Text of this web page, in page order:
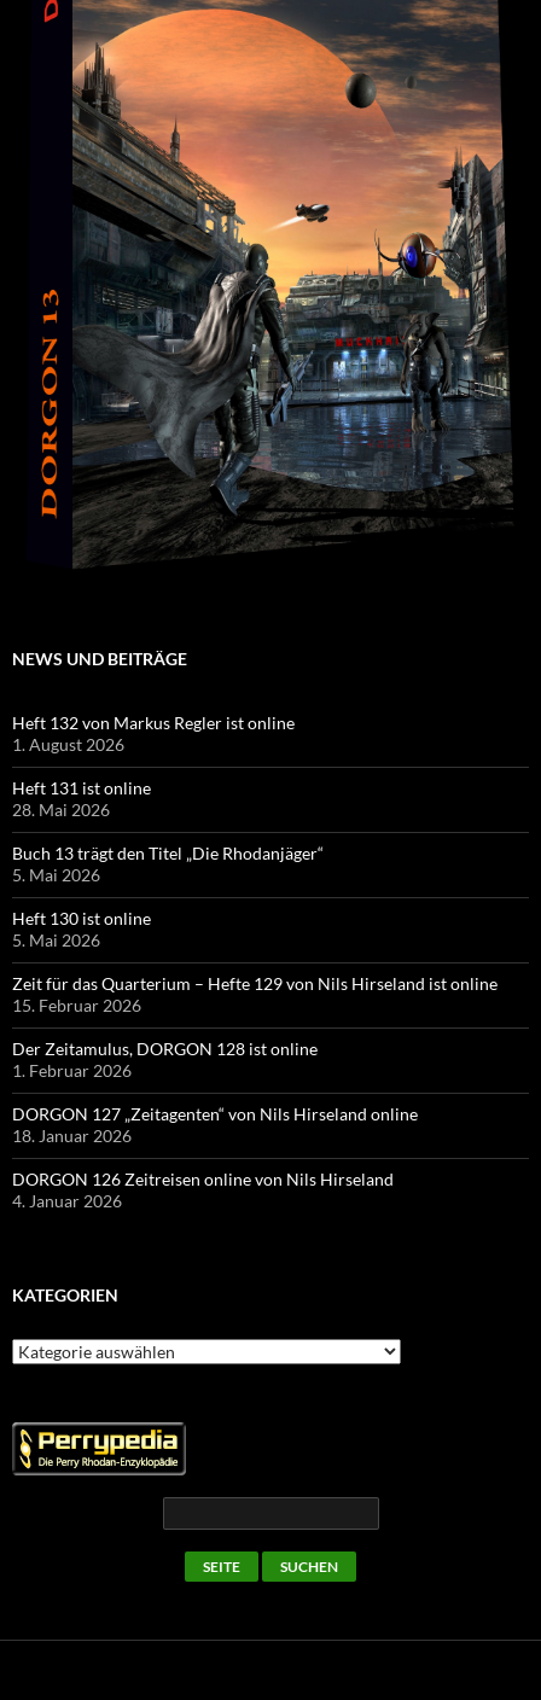
NEWS UND BEITRÄGE
Heft 132 von Markus Regler ist online
1. August 2026
Heft 131 ist online
28. Mai 2026
Buch 13 trägt den Titel „Die Rhodanjäger“
5. Mai 2026
Heft 130 ist online
5. Mai 2026
Zeit für das Quarterium – Hefte 129 von Nils Hirseland ist online
15. Februar 2026
Der Zeitamulus, DORGON 128 ist online
1. Februar 2026
DORGON 127 „Zeitagenten“ von Nils Hirseland online
18. Januar 2026
DORGON 126 Zeitreisen online von Nils Hirseland
4. Januar 2026
KATEGORIEN
Kategorien